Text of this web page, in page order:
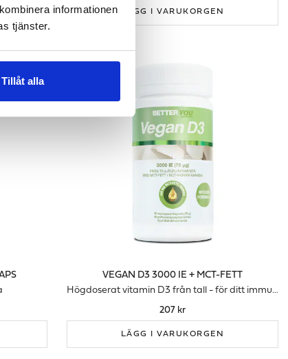
informationen
tjänster.
Tillåt alla
LÄGG I VARUKORGEN
VEGAN D3 3000 IE + MCT-FETT
Högdoserat vitamin D3 från tall - för ditt immunförsvar
207 kr
LÄGG I VARUKORGEN